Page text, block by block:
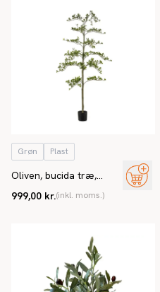
Grøn Plast
Oliven, bucida træ,
999,00 kr.(inkl. moms.)